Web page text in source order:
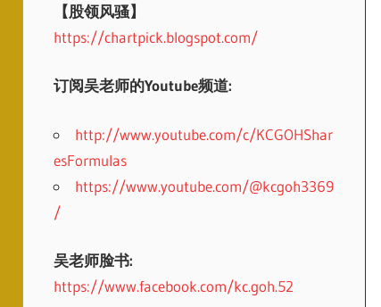
【股领风骚】
https://chartpick.blogspot.com/
订阅吴老师的Youtube频道:
http://www.youtube.com/c/KCGOHShar
esFormulas
https://www.youtube.com/@kcgoh3369
/
吴老师脸书:
https://www.facebook.com/kc.goh.52